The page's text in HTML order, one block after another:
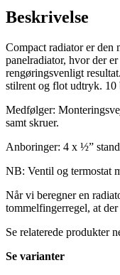
m²
antal
Beskrivelse
Compact radiator er den
panelradiator, hvor der
rengøringsvenligt
stilrent og flot udtryk. 10
Medfølger:
samt skruer.
Anboringer: 4 x ½”
NB: Ventil og termostat
Når vi beregner en
tommelfingerregel, at
Se relaterede produkter
Se varianter